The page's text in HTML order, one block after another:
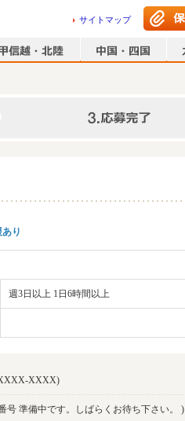
サイトマップ
り
週3日以上 1日6時間以上
XXXX)
号 準備中です。しばらくお待ち下さい。 )